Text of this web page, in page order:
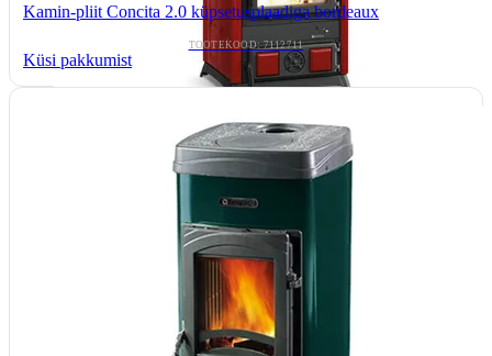
Kamin-pliit Concita 2.0 küpsetusplaadiga bordeaux
TOOTEKOOD: 7112711
Küsi pakkumist